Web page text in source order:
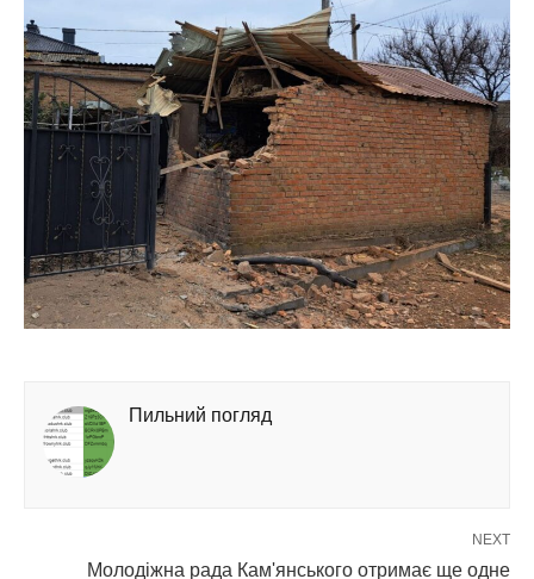
Пильний погляд
NEXT
Молодіжна рада Кам'янського отримає ще одне